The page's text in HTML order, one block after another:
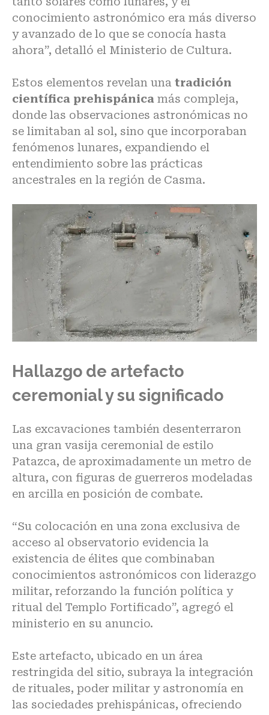
conocimiento astronómico era más diverso
y avanzado de lo que se conocía hasta
ahora”, detalló el Ministerio de Cultura.
Estos elementos revelan una tradición
científica prehispánica más compleja,
donde las observaciones astronómicas no
se limitaban al sol, sino que incorporaban
fenómenos lunares, expandiendo el
entendimiento sobre las prácticas
ancestrales en la región de Casma.
Hallazgo de artefacto
ceremonial y su significado
Las excavaciones también desenterraron
una gran vasija ceremonial de estilo
Patazca, de aproximadamente un metro de
altura, con figuras de guerreros modeladas
en arcilla en posición de combate.
“Su colocación en una zona exclusiva de
acceso al observatorio evidencia la
existencia de élites que combinaban
conocimientos astronómicos con liderazgo
militar, reforzando la función política y
ritual del Templo Fortificado”, agregó el
ministerio en su anuncio.
Este artefacto, ubicado en un área
restringida del sitio, subraya la integración
de rituales, poder militar y astronomía en
las sociedades prehispánicas, ofreciendo